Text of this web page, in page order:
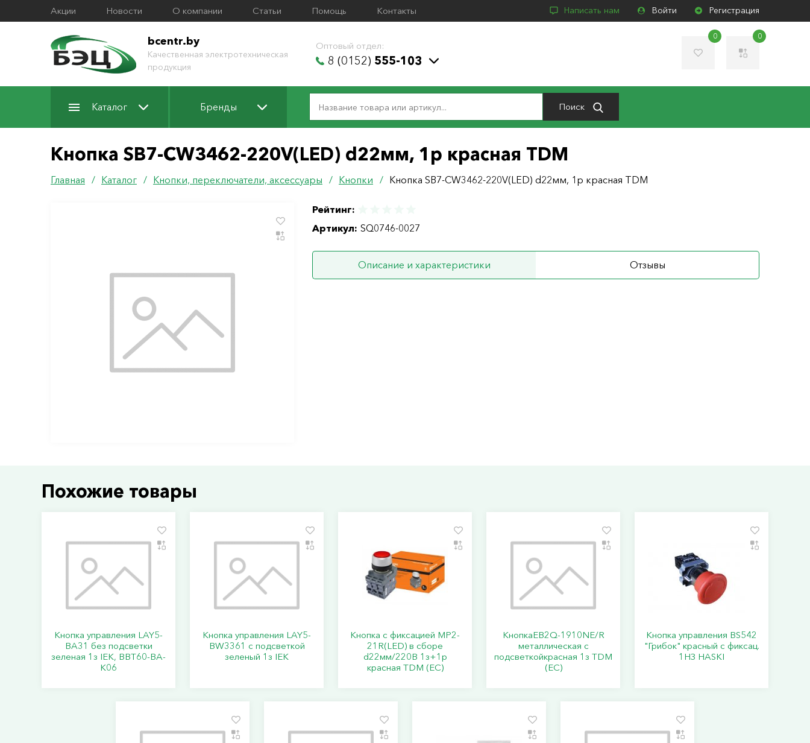
Акции Новости О компании Статьи Помощь Контакты Написать нам Войти Регистрация
bcentr.by
Качественная электротехническая
продукция
Оптовый отдел:
8 (0152) 555-103
0 0
Каталог Бренды Поиск
Кнопка SB7-CW3462-220V(LED) d22мм, 1р красная TDM
Главная / Каталог / Кнопки, переключатели, аксессуары / Кнопки / Кнопка SB7-CW3462-220V(LED) d22мм, 1р красная TDM
Рейтинг:
Артикул: SQ0746-0027
Описание и характеристики Отзывы
Похожие товары
Кнопка управления LAY5-
BA31 без подсветки
зеленая 1з IEK, BBT60-BA-
K06
Кнопка управления LAY5-
BW3361 с подсветкой
зеленый 1з IEK
Кнопка с фиксацией MP2-
21R(LED) в сборе
d22мм/220В 1з+1р
красная TDM (ЕС)
КнопкаEB2Q-1910NE/R
металлическая с
подсветкойкрасная 1з TDM
(ЕС)
Кнопка управления BS542
"Грибок" красный с фиксац.
1НЗ HASKI